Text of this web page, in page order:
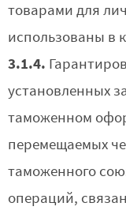
товарами для
использованы в
3.1.4.
установленных
таможенном
перемещаемых
таможенного
операций,